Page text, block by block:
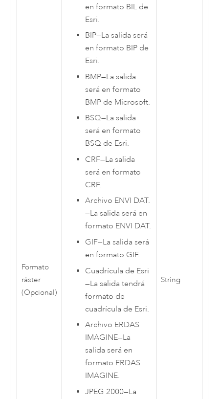
Formato
ráster
(Opcional)
en formato BIL de
Esri.
BIP—La salida será
en formato BIP de
Esri.
BMP—La salida
será en formato
BMP de Microsoft.
BSQ—La salida
será en formato
BSQ de Esri.
CRF—La salida
será en formato
CRF.
Archivo ENVI DAT.
—La salida será en
formato ENVI DAT.
GIF—La salida será
en formato GIF.
Cuadrícula de Esri
—La salida tendrá
formato de
cuadrícula de Esri.
Archivo ERDAS
IMAGINE—La
salida será en
formato ERDAS
IMAGINE.
JPEG 2000—La
String